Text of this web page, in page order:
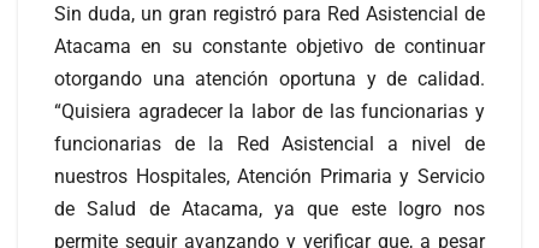
Sin duda, un gran registró para Red Asistencial de
Atacama en su constante objetivo de continuar
otorgando una atención oportuna y de calidad.
“Quisiera agradecer la labor de las funcionarias y
funcionarias de la Red Asistencial a nivel de
nuestros Hospitales, Atención Primaria y Servicio
de Salud de Atacama, ya que este logro nos
permite seguir avanzando y verificar que, a pesar